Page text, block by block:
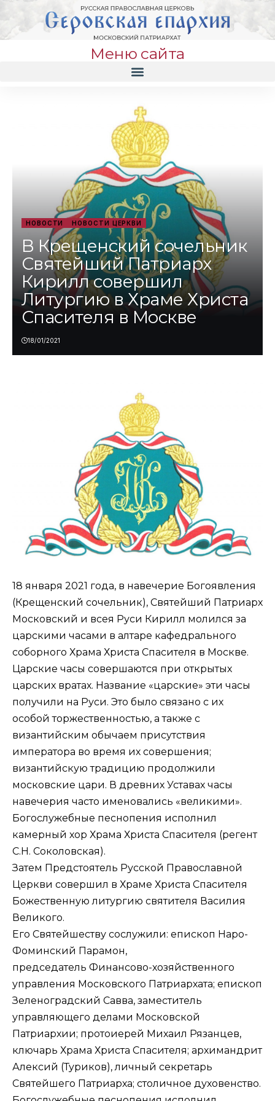
Меню сайта
НОВОСТИ НОВОСТИ ЦЕРКВИ
В Крещенский сочельник
Святейший Патриарх
Кирилл совершил
Литургию в Храме Христа
Спасителя в Москве
18/01/2021
18 января 2021 года, в навечерие Богоявления
(Крещенский сочельник), Святейший Патриарх
Московский и всея Руси Кирилл молился за
царскими часами в алтаре кафедрального
соборного Храма Христа Спасителя в Москве.
Царские часы совершаются при открытых
царских вратах. Название «царские» эти часы
получили на Руси. Это было связано с их
особой торжественностью, а также с
византийским обычаем присутствия
императора во время их совершения;
византийскую традицию продолжили
московские цари. В древних Уставах часы
навечерия часто именовались «великими».
Богослужебные песнопения исполнил
камерный хор Храма Христа Спасителя (регент
С.Н. Соколовская).
Затем Предстоятель Русской Православной
Церкви совершил в Храме Христа Спасителя
Божественную литургию святителя Василия
Великого.
Его Святейшеству сослужили: епископ Наро-
Фоминский Парамон,
председатель Финансово-хозяйственного
управления Московского Патриархата; епископ
Зеленоградский Савва, заместитель
управляющего делами Московской
Патриархии; протоиерей Михаил Рязанцев,
ключарь Храма Христа Спасителя; архимандрит
Алексий (Туриков), личный секретарь
Святейшего Патриарха; столичное духовенство.